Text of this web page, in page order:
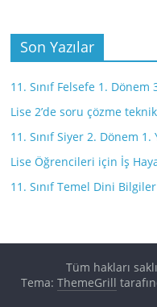
Son Yazılar
11. Sınıf Felsefe 1. Dönem
Lise 2’de soru çözme
11. Sınıf Siyer 2. Dönem 1.
Lise Öğrencileri için İş
11. Sınıf Temel Dini
Tüm hakları
Tema: ThemeGrill